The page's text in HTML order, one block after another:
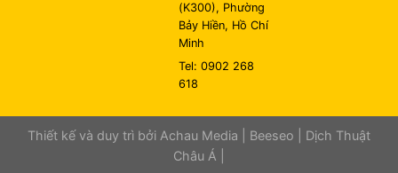
(K300), Phường
Bảy Hiền, Hồ Chí
Minh
Tel: 0902 268
618
Thiết kế và duy trì bởi Achau Media Beeseo
Dịch Thuật
Châu Á